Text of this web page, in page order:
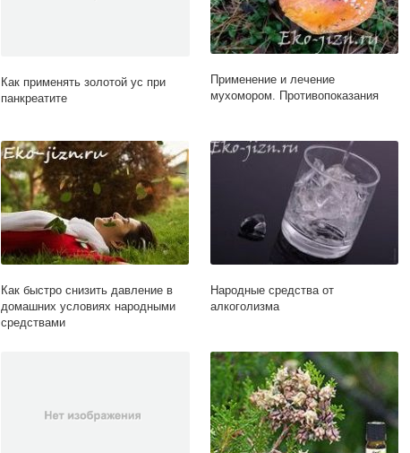
Как применять золотой ус при
панкреатите
Применение и лечение
мухомором. Противопоказания
Как быстро снизить давление в
домашних условиях народными
средствами
Народные средства от
алкоголизма